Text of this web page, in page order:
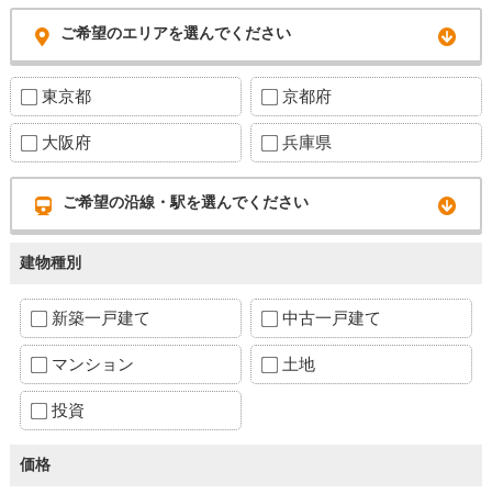
ご希望のエリアを選んでください
東京都 京都府
大阪府 兵庫県
ご希望の沿線・駅を選んでください
建物種別
新築一戸建て 中古一戸建て
マンション 土地
投資
価格